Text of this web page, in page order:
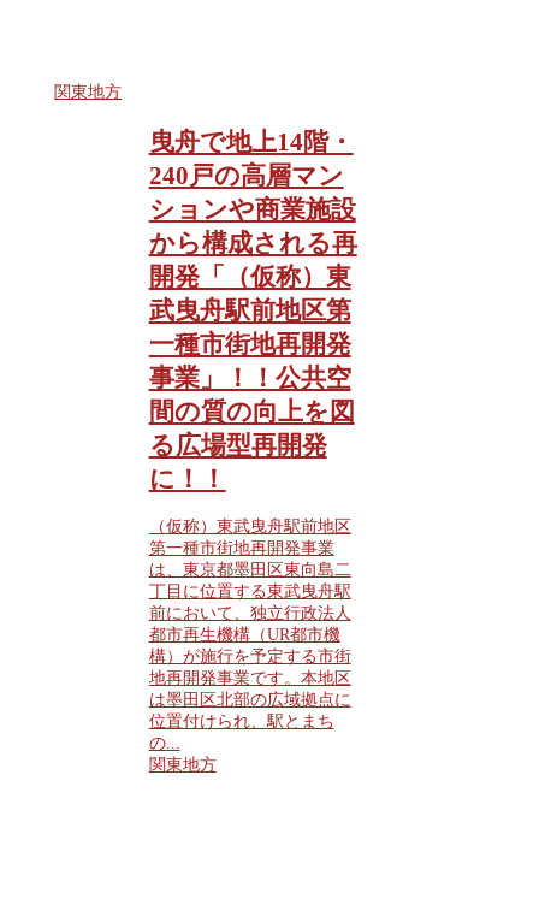
関東地方
曳舟で地上14階・
240戸の高層マン
ションや商業施設
から構成される再
開発「（仮称）東
武曳舟駅前地区第
一種市街地再開発
事業」！！公共空
間の質の向上を図
る広場型再開発
に！！
（仮称）東武曳舟駅前地区
第一種市街地再開発事業
は、東京都墨田区東向島二
丁目に位置する東武曳舟駅
前において、独立行政法人
都市再生機構（UR都市機
構）が施行を予定する市街
地再開発事業です。本地区
は墨田区北部の広域拠点に
位置付けられ、駅とまち
の...
関東地方